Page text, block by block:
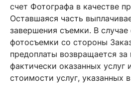
счет Фотографа в качестве
Оставшаяся часть
завершения съемки. В случае
фотосъемки со стороны
предоплаты возвращается
фактически оказанных услуг
стоимости услуг, указанных